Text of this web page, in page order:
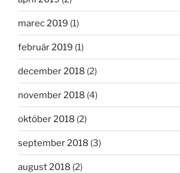
marec 2019 (1)
február 2019 (1)
december 2018 (2)
november 2018 (4)
október 2018 (2)
september 2018 (3)
august 2018 (2)